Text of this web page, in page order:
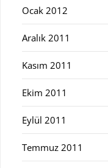
Ocak 2012
Aralık 2011
Kasım 2011
Ekim 2011
Eylül 2011
Temmuz 2011